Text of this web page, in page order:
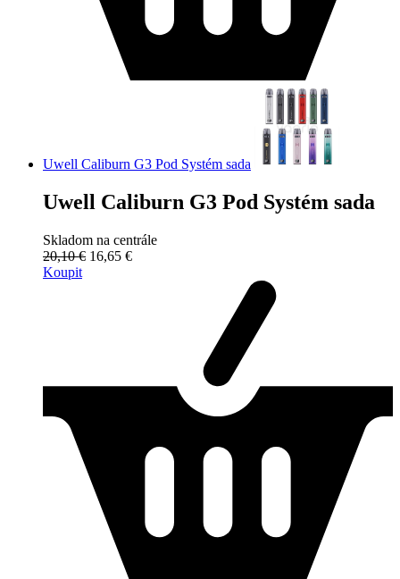
Uwell Caliburn G3 Pod Systém sada
Uwell Caliburn G3 Pod Systém sada
Skladom na centrále
20,10 € 16,65 €
Koupit